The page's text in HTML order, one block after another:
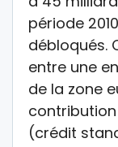
période
débloqués.
entre une
de la zone
contribution
(crédit